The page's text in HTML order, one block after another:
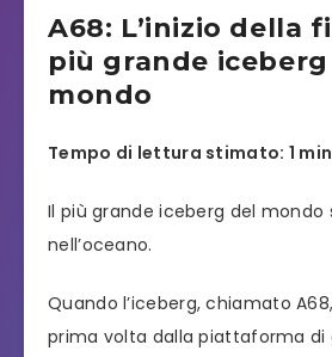
A68: L’inizio della
più grande
mondo
Tempo di lettura stimato: 1
Il più grande iceberg del mondo
nell’oceano.
Quando l’iceberg, chiamato
prima volta dalla piattaforma di